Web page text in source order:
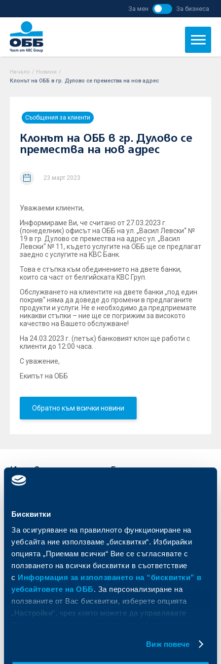
Бисквитки
За осигуряване на правилното функциониране на
уебсайта ние използваме „бисквитки“. Избирайки
опцията „Приемам всички“ Вие се съгласявате с
ползването на всички бисквитки в съответствие
с Информация за използването на “бисквитки” в
уебсайтовете на ОББ. За персонализиране на
ползваните от Вас бисквитки, изберете опцията
„Настройки“, чрез която можете да управлявате
Виж повече
За мен За бизнеса
Начало / Новини /
Клонът на ОББ в гр. Дулово се премества на нов адрес
Съобщения за клиенти
Клонът на ОББ в гр. Дулово се
премества на нов адрес
23 март 2023
Уважаеми клиенти,
Информираме Ви, че считано от 27.03.2023 г.
(понеделник) офисът на ОББ на ул. „Васил Левски“ №
19 в гр. Дулово се премества на адрес ул. „Васил
Левски“ № 11, където услугите на ОББ ще се предлагат
заедно с услугите на KBC Банк.
Това е стъпка към обединението на двете банки,
които са част от белгийската KBC Груп.
Обслужването на клиентите на двете банки „под един
покрив“ няма да доведе до промени в предлаганите
продукти и услуги. Не е необходимо да предприемате
никакви стъпки – ние ще се погрижим за високото
качество на Вашето обслужване!
На 24.03.2023 г. (петък) банковият клон ще работи с
клиенти до 12:00 часа.
С уважение,
Екипът на ОББ
Обратно към всички новини
Индивидуални
клиенти
Сметки и плащания
Кредити
Спестявания и инвестиции
Бизнес
Търговско финансиране
ПОС терминали
и попечителски услуги
Факторинг
Кредити за собственици на фирми
Финансови институции и суверени
За ОББ
За акционери
Групата на KBC
ОББ Интерлийз
ОББ Пенсионно осигуряване